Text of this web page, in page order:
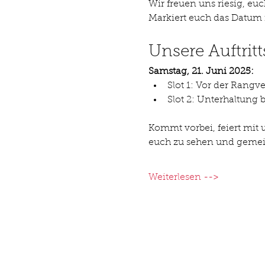
Wir freuen uns riesig,
Markiert euch das
Unsere
Samstag, 21. Juni 2025:
Slot 1: Vor der
Slot 2: Unterhaltung
Kommt vorbei, feiert mit
euch zu sehen und
Weiterlesen -->